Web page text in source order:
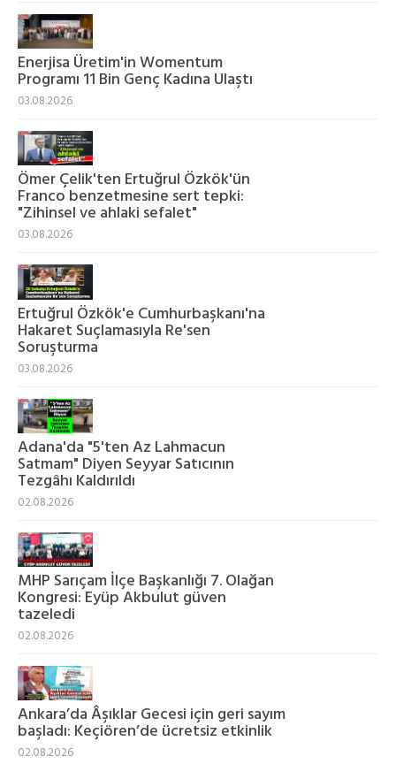
Enerjisa Üretim'in Womentum
Programı 11 Bin Genç Kadına Ulaştı
03.08.2026
Ömer Çelik'ten Ertuğrul Özkök'ün
Franco benzetmesine sert tepki:
"Zihinsel ve ahlaki sefalet"
03.08.2026
Ertuğrul Özkök'e Cumhurbaşkanı'na
Hakaret Suçlamasıyla Re'sen
Soruşturma
03.08.2026
Adana'da "5'ten Az Lahmacun
Satmam" Diyen Seyyar Satıcının
Tezgâhı Kaldırıldı
02.08.2026
MHP Sarıçam İlçe Başkanlığı 7. Olağan
Kongresi: Eyüp Akbulut güven
tazeledi
02.08.2026
Ankara’da Âşıklar Gecesi için geri sayım
başladı: Keçiören’de ücretsiz etkinlik
02.08.2026